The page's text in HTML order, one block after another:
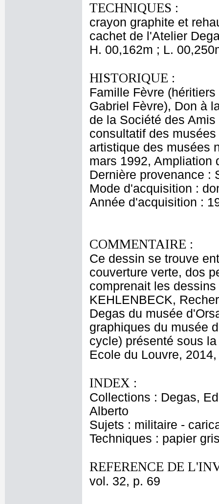
TECHNIQUES :
crayon graphite et
cachet de l'Atelier
H. 00,162m ; L.
HISTORIQUE :
Famille Fèvre
Gabriel Fèvre), Don à
de la Société des
consultatif des
artistique des musées
mars 1992, Ampliation
Dernière provenance :
Mode d'acquisition :
Année d'acquisition :
COMMENTAIRE :
Ce dessin se trouve
couverture verte, dos
comprenait les
KEHLENBECK,
Degas du musée
graphiques du musée
cycle) présenté sous
Ecole du Louvre,
INDEX :
Collections : Degas,
Alberto
Sujets : militaire -
Techniques : papier
REFERENCE DE
vol. 32, p. 69